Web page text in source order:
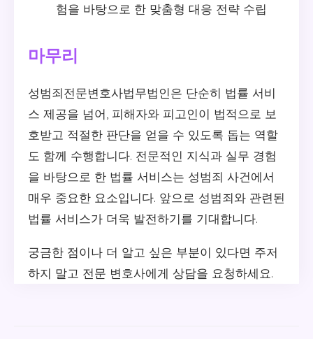
험을 바탕으로 한 맞춤형 대응 전략 수립
마무리
성범죄전문변호사법무법인은 단순히 법률 서비
스 제공을 넘어, 피해자와 피고인이 법적으로 보
호받고 적절한 판단을 얻을 수 있도록 돕는 역할
도 함께 수행합니다. 전문적인 지식과 실무 경험
을 바탕으로 한 법률 서비스는 성범죄 사건에서
매우 중요한 요소입니다. 앞으로 성범죄와 관련된
법률 서비스가 더욱 발전하기를 기대합니다.
궁금한 점이나 더 알고 싶은 부분이 있다면 주저
하지 말고 전문 변호사에게 상담을 요청하세요.